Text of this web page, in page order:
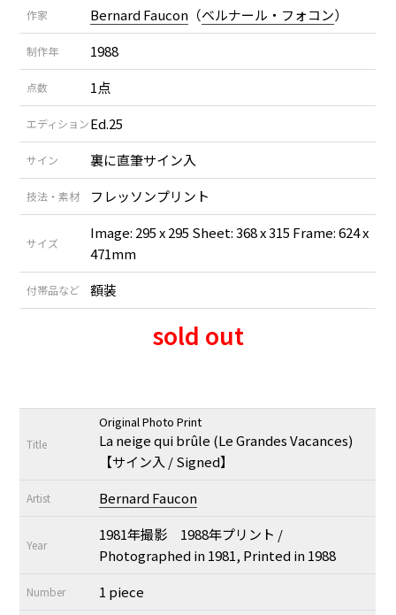
作家 Bernard Faucon （ベルナール・フォコン）
制作年 1988
点数 1点
エディションEd.25
サイン 裏に直筆サイン入
技法・素材 フレッソンプリント
サイズ
Image: 295 x 295 Sheet: 368 x 315 Frame: 624 x
471mm
付帯品など 額装
sold out
Title
Original Photo Print
La neige qui brûle (Le Grandes Vacances)
【サイン入 / Signed】
Artist Bernard Faucon
Year
1981年撮影 1988年プリント /
Photographed in 1981, Printed in 1988
Number 1 piece